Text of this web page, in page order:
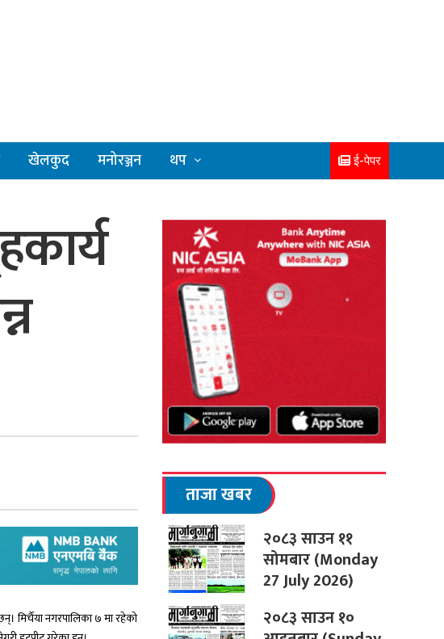
खेलकुद मनोरञ्जन थप ई-पेपर
मिर्चैया नगरपालिका ७ मा रहेको
ताजा खबर
२०८३ साउन ११
सोमबार (Monday
27 July 2026)
२०८३ साउन १०